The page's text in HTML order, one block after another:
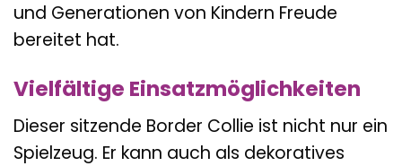
und Generationen von Kindern Freude
bereitet hat.
Vielfältige Einsatzmöglichkeiten
Dieser sitzende Border Collie ist nicht nur ein
Spielzeug. Er kann auch als dekoratives